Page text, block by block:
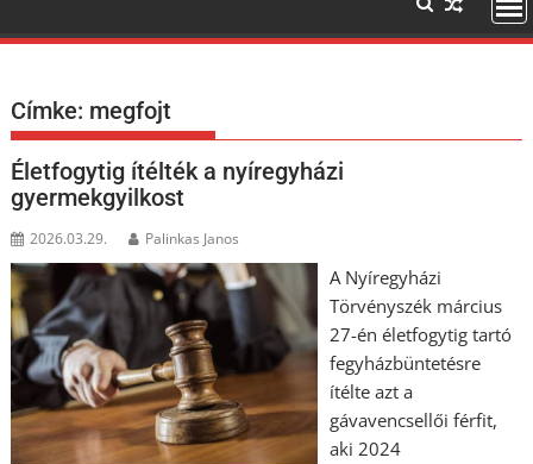
Címke: megfojt
Életfogytig ítélték a nyíregyházi
gyermekgyilkost
2026.03.29. Palinkas Janos
A Nyíregyházi
Törvényszék március
27-én életfogytig tartó
fegyházbüntetésre
ítélte azt a
gávavencsellői férfit,
aki 2024